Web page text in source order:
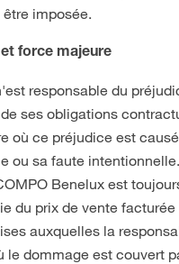
imposée.
force majeure
responsable du
ses obligations
où ce préjudice est
ou sa faute
Benelux est
du prix de vente
auxquelles la
le dommage est couvert